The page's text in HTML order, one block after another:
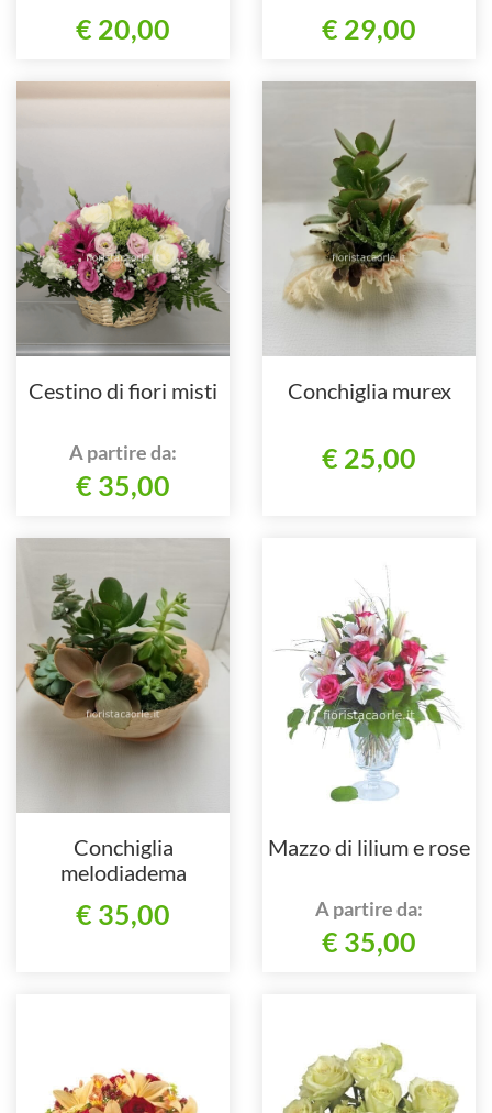
€ 20,00 € 29,00
Cestino di fiori misti
A partire da:
€ 35,00
Conchiglia murex
€ 25,00
Conchiglia
melodiadema
€ 35,00
Mazzo di lilium e rose
A partire da:
€ 35,00